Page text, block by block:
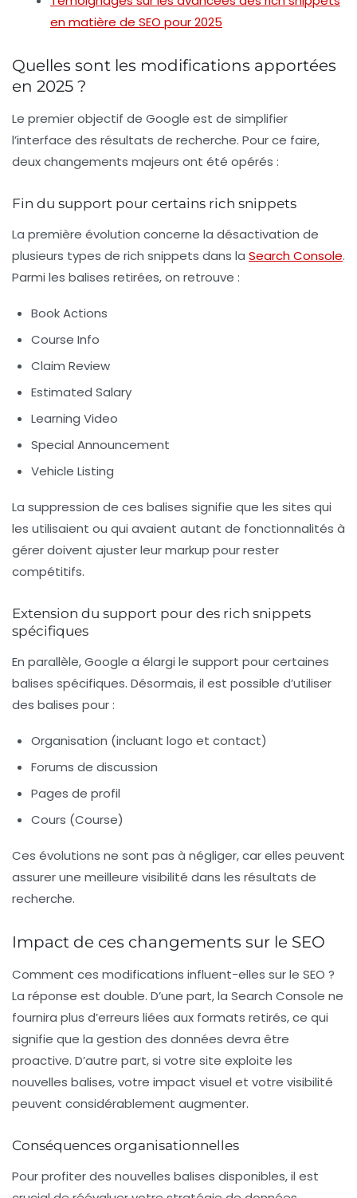
en matière de SEO pour 2025
Quelles sont les modifications apportées
en 2025 ?
Le premier objectif de Google est de simplifier
l’interface des résultats de recherche. Pour ce faire,
deux changements majeurs ont été opérés :
Fin du support pour certains rich snippets
La première évolution concerne la désactivation de
plusieurs types de rich snippets dans la Search Console.
Parmi les balises retirées, on retrouve :
Book Actions
Course Info
Claim Review
Estimated Salary
Learning Video
Special Announcement
Vehicle Listing
La suppression de ces balises signifie que les sites qui
les utilisaient ou qui avaient autant de fonctionnalités à
gérer doivent ajuster leurmarkup pour rester
compétitifs.
Extension du support pour des rich snippets
spécifiques
En parallèle, Google a élargi le support pour certaines
balises spécifiques. Désormais, il est possible d’utiliser
des balises pour :
Organisation (incluant logo et contact)
Forums de discussion
Pages de profil
Cours (Course)
Ces évolutions ne sont pas à négliger, car elles peuvent
assurer une meilleure visibilité dans les résultats de
recherche.
Impact de ces changements sur le SEO
Comment ces modifications influent-elles sur le SEO ?
La réponse est double. D’une part, la Search Console ne
fournira plus d’erreurs liées aux formats retirés, ce qui
signifie que la gestion des données devra être
proactive. D’autre part, si votre site exploite les
nouvelles balises, votre impact visuel et votre visibilité
peuvent considérablement augmenter.
Conséquences organisationnelles
Pour profiter des nouvelles balises disponibles, il est